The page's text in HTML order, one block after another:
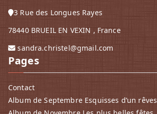
3 Rue des Longues Rayes
78440 BRUEIL EN VEXIN , France
sandra.christel@gmail.com
Pages
Contact
Album de Septembre Esquisses d’un rêves